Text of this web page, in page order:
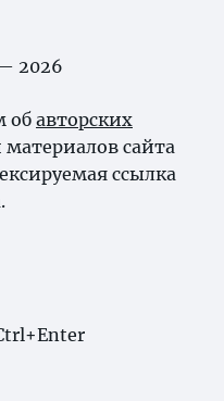
2026
об авторских
сайта
ссылка